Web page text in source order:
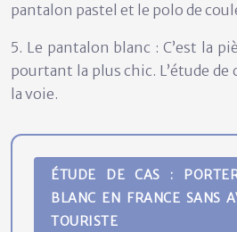
pantalon pastel et le polo de
5. Le pantalon blanc : C’est la
pourtant la plus chic. L’étude
la voie.
ÉTUDE DE CAS :
BLANC EN FRANCE SANS
TOURISTE